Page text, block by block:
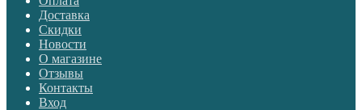
Доставка
Скидки
Новости
О магазине
Отзывы
Контакты
Вход